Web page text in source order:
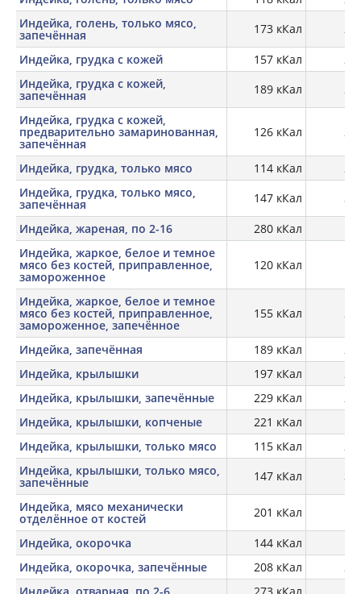
Индейка, голень, только мясо,
запечённая 173 кКал
Индейка, грудка с кожей
157 кКал
Индейка, грудка с кожей,
запечённая 189 кКал
Индейка, грудка с кожей,
предварительно замаринованная,
запечённая
126 кКал
Индейка, грудка, только мясо 114 кКал
Индейка, грудка, только мясо,
запечённая 147 кКал
Индейка, жареная, по 2-16
280 кКал
Индейка, жаркое, белое и темное
мясо без костей, приправленное,
замороженное
120 кКал
Индейка, жаркое, белое и темное
мясо без костей, приправленное,
замороженное, запечённое
155 кКал
Индейка, запечённая 189 кКал
Индейка, крылышки
197 кКал
Индейка, крылышки, запечённые
229 кКал
Индейка, крылышки, копченые
221 кКал
Индейка, крылышки, только мясо
115 кКал
Индейка, крылышки, только мясо,
запечённые 147 кКал
Индейка, мясо механически
отделённое от костей 201 кКал
Индейка, окорочка
144 кКал
Индейка, окорочка, запечённые
208 кКал